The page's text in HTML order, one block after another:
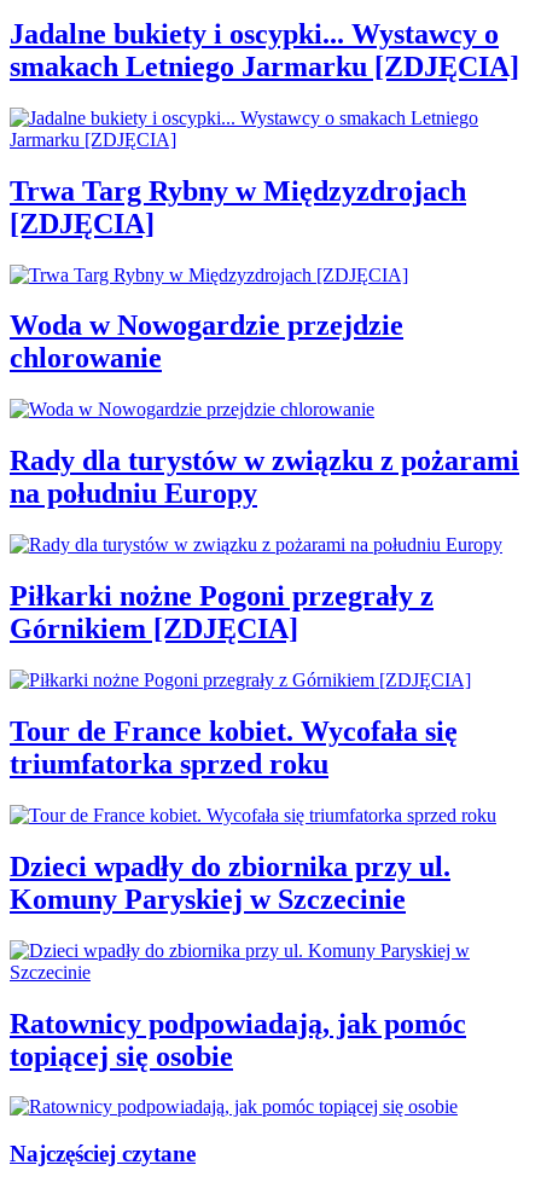
Jadalne bukiety i oscypki... Wystawcy o
smakach Letniego Jarmarku [ZDJĘCIA]
Trwa Targ Rybny w Międzyzdrojach
[ZDJĘCIA]
Woda w Nowogardzie przejdzie
chlorowanie
Rady dla turystów w związku z pożarami
na południu Europy
Piłkarki nożne Pogoni przegrały z
Górnikiem [ZDJĘCIA]
Tour de France kobiet. Wycofała się
triumfatorka sprzed roku
Dzieci wpadły do zbiornika przy ul.
Komuny Paryskiej w Szczecinie
Ratownicy podpowiadają, jak pomóc
topiącej się osobie
Najczęściej czytane